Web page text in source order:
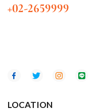
+02-2659999
LOCATION